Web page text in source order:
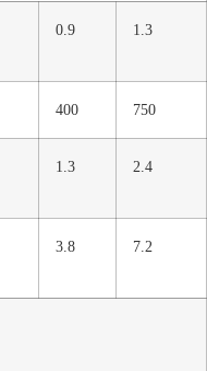
0.9 1.3
400 750
1.3 2.4
3.8 7.2